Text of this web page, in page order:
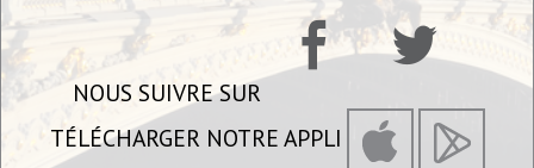
NOUS SUIVRE SUR
TÉLÉCHARGER NOTRE APPLI